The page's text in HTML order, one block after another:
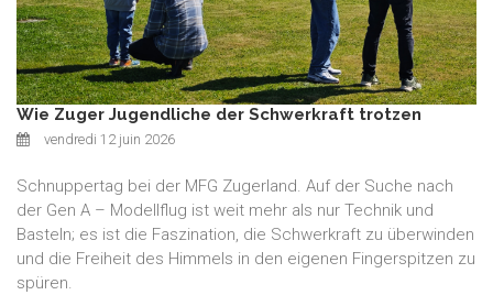
Wie Zuger Jugendliche der Schwerkraft trotzen
vendredi 12 juin 2026
Schnuppertag bei der MFG Zugerland. Auf der Suche nach
der Gen A – Modellflug ist weit mehr als nur Technik und
Basteln; es ist die Faszination, die Schwerkraft zu überwinden
und die Freiheit des Himmels in den eigenen Fingerspitzen zu
spüren.